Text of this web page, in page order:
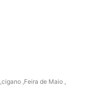
,cigano ,Feira de Maio ,